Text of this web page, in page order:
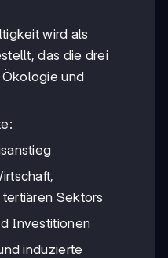
wird als
das die drei
und
Sektors
Investitionen
induzierte